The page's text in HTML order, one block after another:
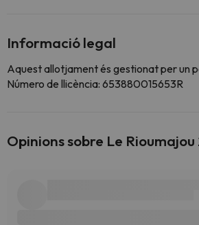
Informació legal
Aquest allotjament és gestionat per un
Número de llicència: 653880015653R
Opinions sobre Le Rioumajou